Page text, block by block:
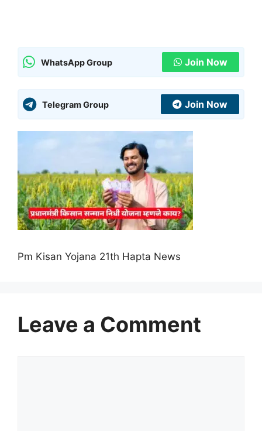
WhatsApp Group Join Now
Telegram Group Join Now
Pm Kisan Yojana 21th Hapta News
Leave a Comment